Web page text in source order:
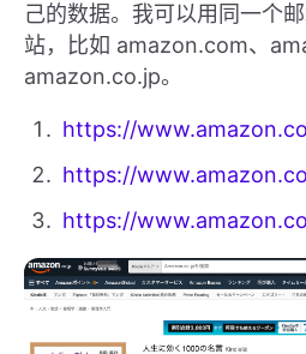
己的数据。我可以用同一个
站，比如 amazon.com、
amazon.co.jp。
https://
https://
https://